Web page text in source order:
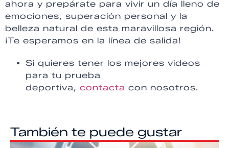
ahora y prepárate para vivir un día lleno de
emociones, superación personal y la
belleza natural de esta maravillosa región.
¡Te esperamos en la línea de salida!
Si quieres tener los mejores videos
para tu prueba
deportiva, contacta con nosotros.
También te puede gustar